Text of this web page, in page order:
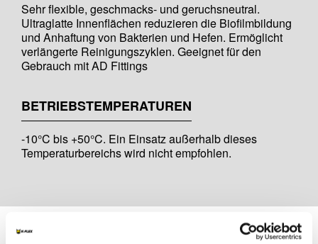
Sehr flexible, geschmacks- und geruchsneutral.
Ultraglatte Innenflächen reduzieren die Biofilmbildung
und Anhaftung von Bakterien und Hefen. Ermöglicht
verlängerte Reinigungszyklen. Geeignet für den
Gebrauch mit AD Fittings
BETRIEBSTEMPERATUREN
-10°C bis +50°C. Ein Einsatz außerhalb dieses
Temperaturbereichs wird nicht empfohlen.